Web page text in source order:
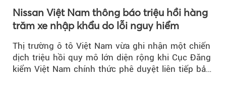
Nissan Việt Nam thông báo triệu hồi hàng
trăm xe nhập khẩu do lỗi nguy hiểm
Thị trường ô tô Việt Nam vừa ghi nhận một chiến
dịch triệu hồi quy mô lớn diện rộng khi Cục Đăng
kiểm Việt Nam chính thức phê duyệt liên tiếp bảy